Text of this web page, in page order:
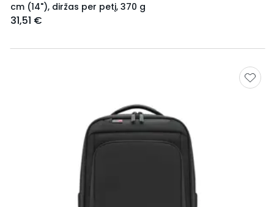
cm (14"), diržas per petį, 370 g
31,51 €